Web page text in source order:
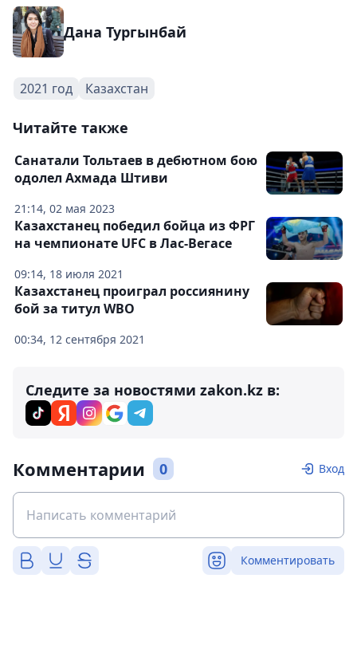
Дана Тургынбай
2021 год Казахстан
Читайте также
21:14, 02 мая 2023
Санатали Тольтаев в дебютном бою
одолел Ахмада Штиви
09:14, 18 июля 2021
Казахстанец победил бойца из ФРГ
на чемпионате UFC в Лас-Вегасе
00:34, 12 сентября 2021
Казахстанец проиграл россиянину
бой за титул WBO
Следите за новостями zakon.kz в:
Комментарии 0 Вход
Комментировать